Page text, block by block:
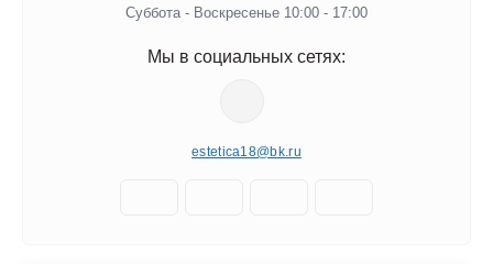
Суббота - Воскресенье 10:00 - 17:00
Мы в социальных сетях:
estetica18@bk.ru